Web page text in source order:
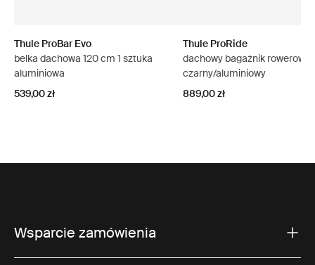
Thule ProBar Evo
belka dachowa 120 cm 1 sztuka
aluminiowa
539,00 zł
Thule ProRide
dachowy bagażnik rowerowy
czarny/aluminiowy
889,00 zł
Wsparcie zamówienia